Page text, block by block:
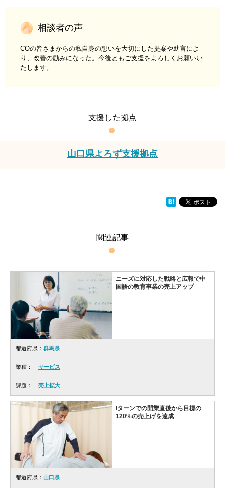
相談者の声
COの皆さまからの私自身の想いを大切にした提案や助言によ
り、改善の励みになった。今後ともご支援をよろしくお願いい
たします。
支援した拠点
山口県よろず支援拠点
関連記事
ニーズに対応した戦略と広報で中
国語の教育事業の売上アップ
都道府県： 群馬県
業種： サービス
課題： 売上拡大
Iターンでの開業直後から目標の
120%の売上げを達成
都道府県： 山口県